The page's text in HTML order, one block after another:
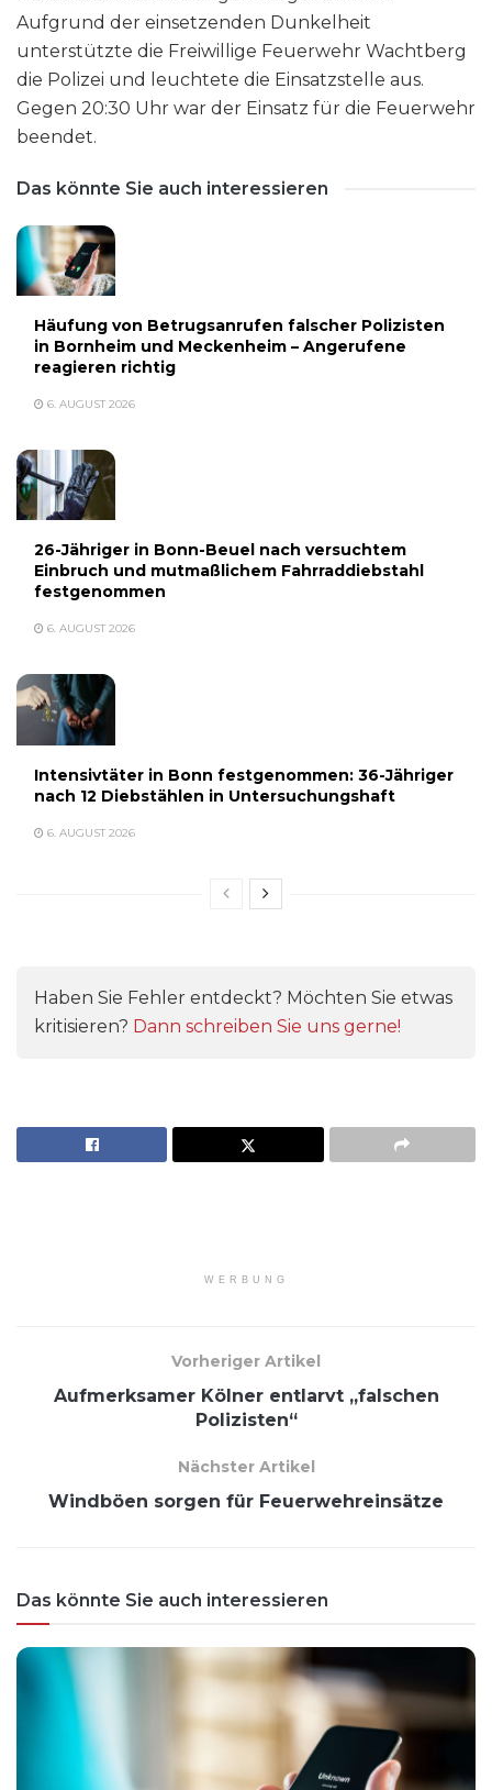
Aufgrund der einsetzenden Dunkelheit
unterstützte die Freiwillige Feuerwehr Wachtberg
die Polizei und leuchtete die Einsatzstelle aus.
Gegen 20:30 Uhr war der Einsatz für die Feuerwehr
beendet.
Das könnte Sie auch interessieren
Häufung von Betrugsanrufen falscher Polizisten
in Bornheim und Meckenheim – Angerufene
reagieren richtig
6. AUGUST 2026
26-Jähriger in Bonn-Beuel nach versuchtem
Einbruch und mutmaßlichem Fahrraddiebstahl
festgenommen
6. AUGUST 2026
Intensivtäter in Bonn festgenommen: 36-Jähriger
nach 12 Diebstählen in Untersuchungshaft
6. AUGUST 2026
Haben Sie Fehler entdeckt? Möchten Sie etwas
kritisieren? Dann schreiben Sie uns gerne!
WERBUNG
Vorheriger Artikel
Aufmerksamer Kölner entlarvt „falschen
Polizisten“
Nächster Artikel
Windböen sorgen für Feuerwehreinsätze
Das könnte Sie auch interessieren